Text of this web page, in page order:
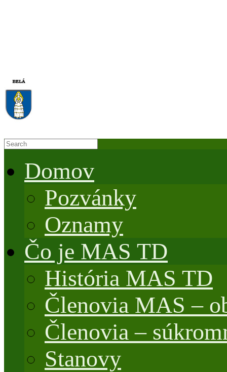
Domov
Pozvánky
Oznamy
Čo je MAS TD
História MAS TD
Členovia MAS –
Členovia –
Stanovy